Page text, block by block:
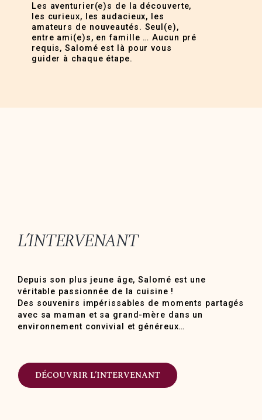
Les aventurier(e)s de la découverte,
les curieux, les audacieux, les
amateurs de nouveautés. Seul(e),
entre ami(e)s, en famille … Aucun pré
requis, Salomé est là pour vous
guider à chaque étape.
L’INTERVENANT
Depuis son plus jeune âge, Salomé est une
véritable passionnée de la cuisine !
Des souvenirs impérissables de moments partagés
avec sa maman et sa grand-mère dans un
environnement convivial et généreux…
DÉCOUVRIR L’INTERVENANT